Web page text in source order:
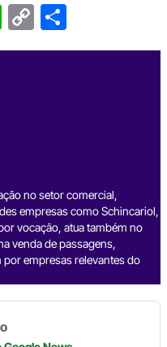
W
h
C
o
S
h
no setor comercial,
empresas como Schincariol,
vocação, atua também no
venda de passagens,
empresas relevantes do